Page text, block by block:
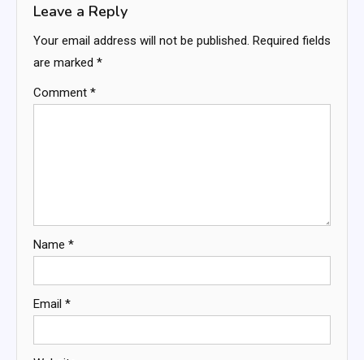
Leave a Reply
Your email address will not be published. Required fields
are marked *
Comment *
Name *
Email *